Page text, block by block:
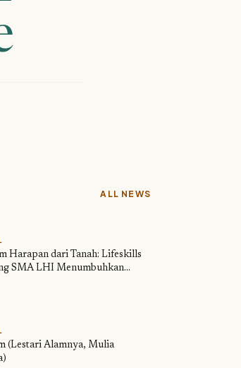
ALL NEWS
Harapan dari Tanah: Lifeskills
SMA LHI Menumbuhkan
(Lestari Alamnya, Mulia